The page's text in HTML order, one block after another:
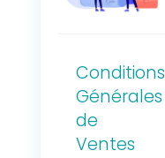
Conditions
Générales
de
Ventes